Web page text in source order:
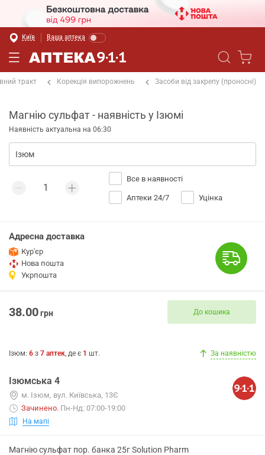
Київ Ваша аптека
тракт Корекція випорожнень Засоби від закрепу (проносні)
Магнію сульфат - наявність у Ізюмі
Наявність актуальна на 06:30
Все в наявності
Аптеки 24/7 Уцінка
Адресна доставка
Кур'єр
Нова пошта
Укрпошта
38.00грн До кошика
Ізюм: 6 з 7 аптек, де є 1 шт. За наявністю
Ізюмська 4
м. Ізюм, вул. Київська, 13Є
Зачинено. Пн-Нд: 07:00-19:00
На мапі
Магнію сульфат пор. банка 25г Solution Pharm